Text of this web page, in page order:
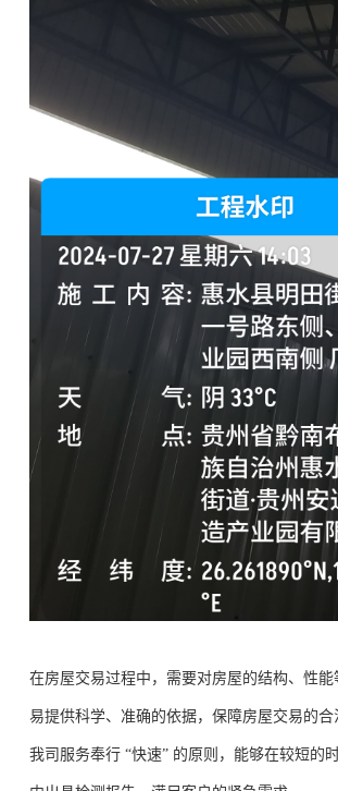
在房屋交易过程中，需要对房屋的结构、性
易提供科学、准确的依据，保障房屋交易的合
我司服务奉行 “快速” 的原则，能够在较短的